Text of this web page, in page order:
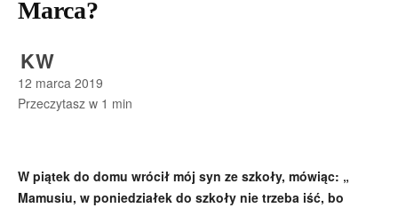
Marca?
KW
12 marca 2019
Przeczytasz w 1 min
W piątek do domu wrócił mój syn ze szkoły, mówiąc: „
Mamusiu, w poniedziałek do szkoły nie trzeba iść, bo